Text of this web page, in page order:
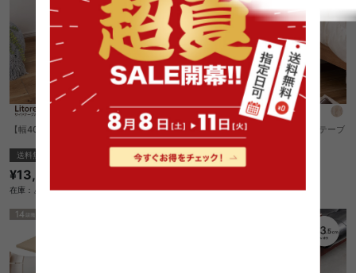
【幅40cm】Litore サイドテーブル
送料無料
¥13,580
在庫：△
【幅33cm】Litore ラウンドサイドテーブ
ル
送料無料
在庫：△